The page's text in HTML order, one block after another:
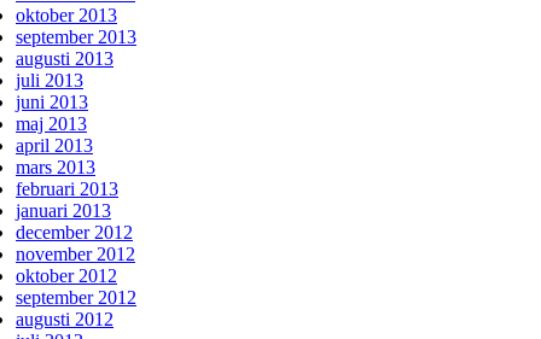
oktober 2013
september 2013
augusti 2013
juli 2013
juni 2013
maj 2013
april 2013
mars 2013
februari 2013
januari 2013
december 2012
november 2012
oktober 2012
september 2012
augusti 2012